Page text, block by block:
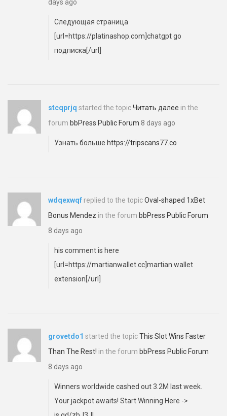
days ago
Следующая страница
[url=https://platinashop.com]chatgpt go
подписка[/url]
stcqprjq started the topicЧитать далее in the
forum bbPress Public Forum 8 days ago
Узнать больше https://tripscans77.co
wdqexwqf replied to the topicOval-shaped 1xBet
Bonus Mendez in the forum bbPress Public Forum
8 days ago
his comment is here
[url=https://martianwallet.cc]martian wallet
extension[/url]
grovetdo1 started the topicThis Slot Wins Faster
Than The Rest! in the forum bbPress Public Forum
8 days ago
Winners worldwide cashed out 3.2M last week.
Your jackpot awaits! Start Winning Here ->